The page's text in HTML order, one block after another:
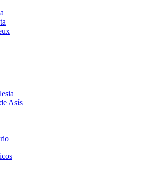
Asís